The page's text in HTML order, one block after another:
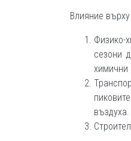
Влияние
Физико-
сезони
химични
въздуха.